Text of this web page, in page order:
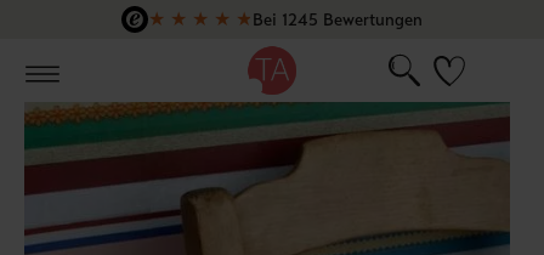
Zum Hauptinhalt springen
★ ★ ★ ★ ★Bei 1245 Bewertungen